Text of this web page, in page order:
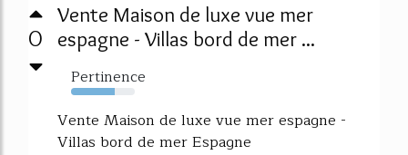
0
Vente Maison de luxe vue mer
espagne - Villas bord de mer ...
Pertinence
68%
Vente Maison de luxe vue mer espagne -
Villas bord de mer Espagne